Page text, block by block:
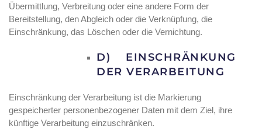
Übermittlung, Verbreitung oder eine andere Form der
Bereitstellung, den Abgleich oder die Verknüpfung, die
Einschränkung, das Löschen oder die Vernichtung.
D) EINSCHRÄNKUNG
DER VERARBEITUNG
Einschränkung der Verarbeitung ist die Markierung
gespeicherter personenbezogener Daten mit dem Ziel, ihre
künftige Verarbeitung einzuschränken.